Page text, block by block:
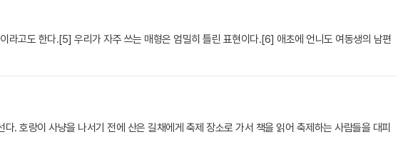
고도 한다.[5] 우리가 자주 쓰는 매형은 엄밀히 틀린 표현이다.[6] 애초에 언니도 여동생의 남편
. 호랑이 사냥을 나서기 전에 산은 길채에게 축제 장소로 가서 책을 읽어 축제하는 사람들을 대피